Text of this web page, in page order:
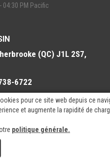
pour ce site web depuis ce
et augmente la rapidité de
politique générale.
04:30 PM Pacific
(QC) J1L 2S7,
6722
7770